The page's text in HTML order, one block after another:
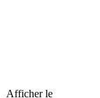
Afficher le